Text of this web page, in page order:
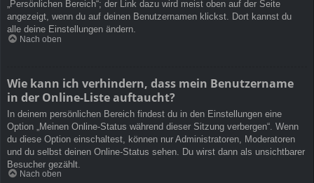
„Persönlichen Bereich“; der Link dazu wird meist oben auf der Seite
angezeigt, wenn du auf deinen Benutzernamen klickst. Dort kannst du
alle deine Einstellungen ändern.
Nach oben
Wie kann ich verhindern, dass mein Benutzername
in der Online-Liste auftaucht?
In deinem persönlichen Bereich findest du in den Einstellungen eine
Option „Meinen Online-Status während dieser Sitzung verbergen“. Wenn
du diese Option einschaltest, können nur Administratoren, Moderatoren
und du selbst deinen Online-Status sehen. Du wirst dann als unsichtbarer
Besucher gezählt.
Nach oben